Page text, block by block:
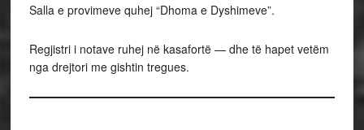
Salla e provimeve quhej “Dhoma e Dyshimeve”.
Regjistri i notave ruhej në kasafortë — dhe të hapet vetëm
nga drejtori me gishtin tregues.